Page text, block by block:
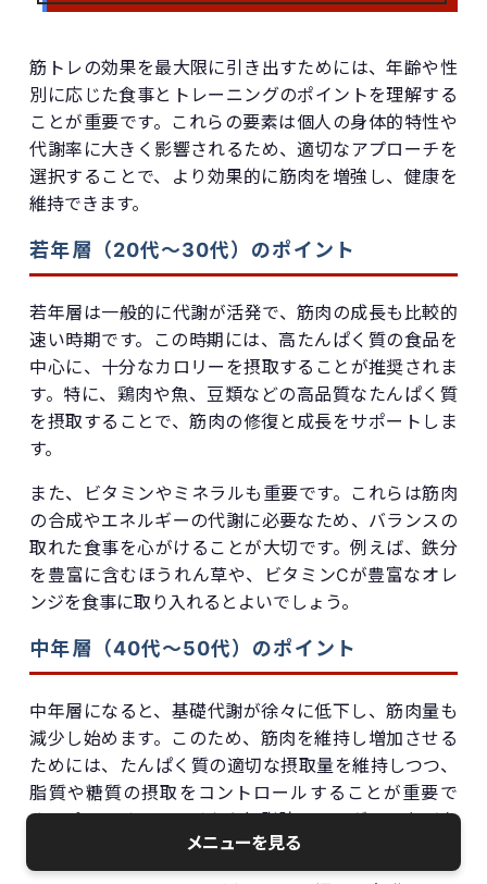
筋トレの効果を最大限に引き出すためには、年齢や性
別に応じた食事とトレーニングのポイントを理解する
ことが重要です。これらの要素は個人の身体的特性や
代謝率に大きく影響されるため、適切なアプローチを
選択することで、より効果的に筋肉を増強し、健康を
維持できます。
若年層（20代〜30代）のポイント
若年層は一般的に代謝が活発で、筋肉の成長も比較的
速い時期です。この時期には、高たんぱく質の食品を
中心に、十分なカロリーを摂取することが推奨されま
す。特に、鶏肉や魚、豆類などの高品質なたんぱく質
を摂取することで、筋肉の修復と成長をサポートしま
す。
また、ビタミンやミネラルも重要です。これらは筋肉
の合成やエネルギーの代謝に必要なため、バランスの
取れた食事を心がけることが大切です。例えば、鉄分
を豊富に含むほうれん草や、ビタミンCが豊富なオレ
ンジを食事に取り入れるとよいでしょう。
中年層（40代〜50代）のポイント
中年層になると、基礎代謝が徐々に低下し、筋肉量も
減少し始めます。このため、筋肉を維持し増加させる
ためには、たんぱく質の適切な摂取量を維持しつつ、
脂質や糖質の摂取をコントロールすることが重要で
す。プロテインシェイクや無脂肪のヨーグルトなどを
活用するのも効果的です。メニューを見る